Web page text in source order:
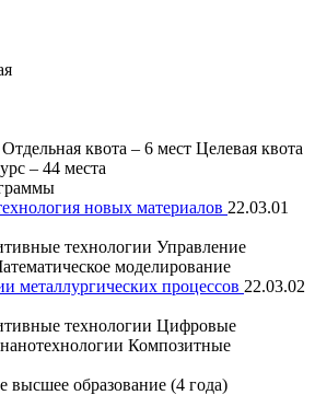
Отдельная квота – 6 мест Целевая квота
– 44 места
новых материалов 22.03.01
технологии Управление
моделирование
металлургических процессов 22.03.02
технологии Цифровые
Композитные
высшее образование (4 года)